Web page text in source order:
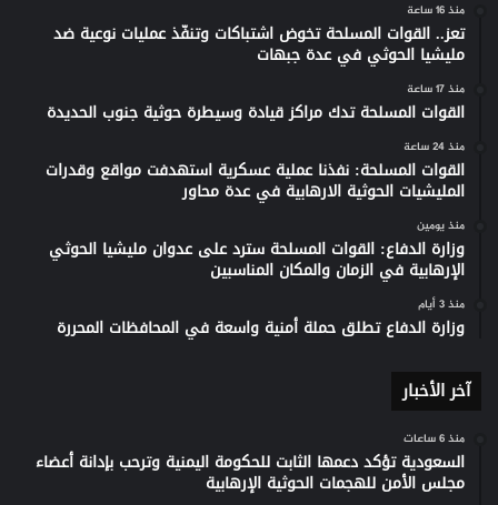
منذ 16 ساعة
تعز.. القوات المسلحة تخوض اشتباكات وتنفّذ عمليات نوعية ضد
مليشيا الحوثي في عدة جبهات
منذ 17 ساعة
القوات المسلحة تدك مراكز قيادة وسيطرة حوثية جنوب الحديدة
منذ 24 ساعة
القوات المسلحة: نفذنا عملية عسكرية استهدفت مواقع وقدرات
المليشيات الحوثية الارهابية في عدة محاور
منذ يومين
وزارة الدفاع: القوات المسلحة سترد على عدوان مليشيا الحوثي
الإرهابية في الزمان والمكان المناسبين
منذ 3 أيام
وزارة الدفاع تطلق حملة أمنية واسعة في المحافظات المحررة
آخر الأخبار
منذ 6 ساعات
السعودية تؤكد دعمها الثابت للحكومة اليمنية وترحب بإدانة أعضاء
مجلس الأمن للهجمات الحوثية الإرهابية